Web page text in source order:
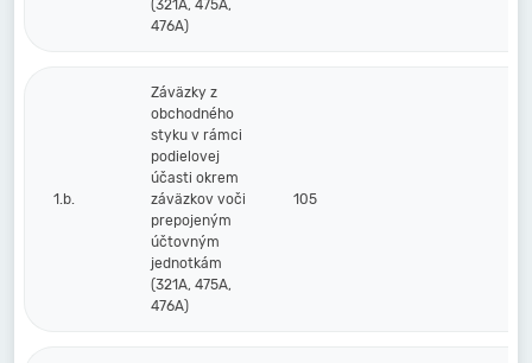
(321A, 475A,
476A)
1.b.
Záväzky z
obchodného
styku v rámci
podielovej
účasti okrem
záväzkov voči
prepojeným
účtovným
jednotkám
(321A, 475A,
476A)
105